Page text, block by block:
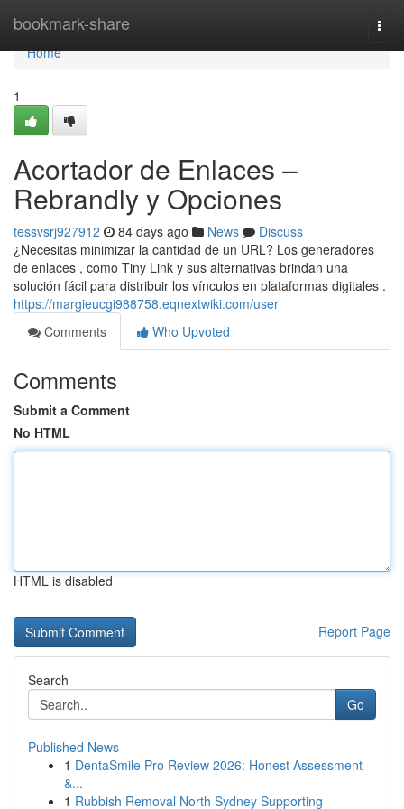
bookmark-share
Home
Home
1
Acortador de Enlaces –
Rebrandly y Opciones
tessvsrj927912 84 days ago News
Discuss
¿Necesitas minimizar la cantidad de un URL? Los generadores
de enlaces , como Tiny Link y sus alternativas brindan una
solución fácil para distribuir los vínculos en plataformas digitales .
https://margieucgi988758.eqnextwiki.com/user
Comments
Who Upvoted
Comments
Submit a Comment
No HTML
HTML is disabled
Report Page
Search
Go
Published News
1 DentaSmile Pro Review 2026: Honest Assessment
&...
1 Rubbish Removal North Sydney Supporting